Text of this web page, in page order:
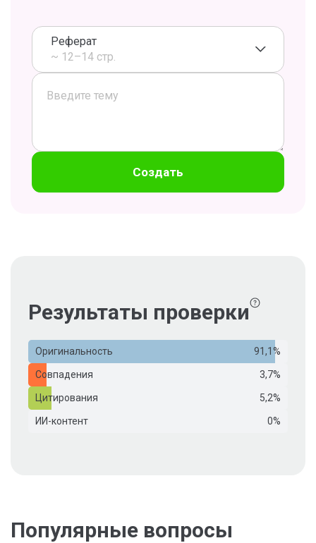
Реферат
~ 12–14 стр.
Создать
Результаты проверки
Оригинальность 91,1%
Совпадения 3,7%
Цитирования 5,2%
ИИ-контент 0%
Популярные вопросы